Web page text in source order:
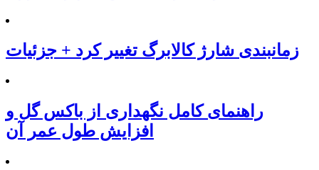
زمانبندی شارژ کالابرگ تغییر کرد + جزئیات
راهنمای کامل نگهداری از باکس گل و
افزایش طول عمر آن